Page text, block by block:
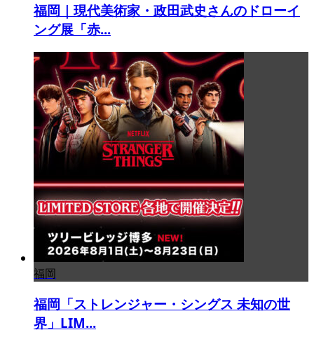
福岡｜現代美術家・政田武史さんのドローイ
ング展「赤...
福岡
福岡「ストレンジャー・シングス 未知の世
界」LIM...